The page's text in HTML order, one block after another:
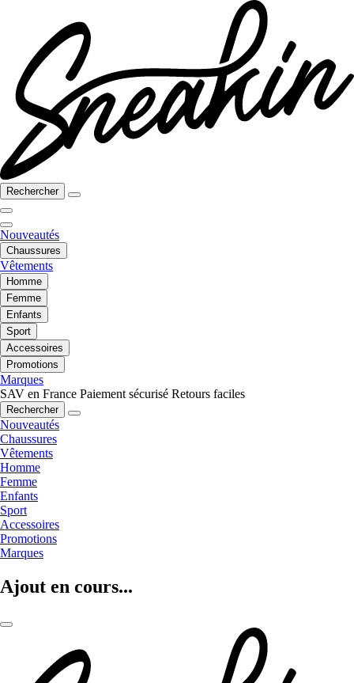
Rechercher
Nouveautés
Chaussures
Vêtements
Homme
Femme
Enfants
Sport
Accessoires
Promotions
Marques
SAV en France Paiement sécurisé Retours faciles
Rechercher
Nouveautés
Chaussures
Vêtements
Homme
Femme
Enfants
Sport
Accessoires
Promotions
Marques
Ajout en cours...